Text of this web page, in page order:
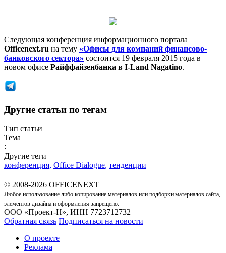
Следующая конференция информационного портала
Officenext.ru на тему «Офисы для компаний финансово-
банковского сектора» состоится 19 февраля 2015 года в
новом офисе Райффайзенбанка в I-Land Nagatino.
Другие статьи по тегам
Тип статьи
Тема
:
Другие теги
конференция, Office Dialogue, тенденции
© 2008-2026 OFFICENEXT
Любое использование либо копирование материалов или подборки материалов сайта,
элементов дизайна и оформления запрещено.
ООО «Проект-Н», ИНН 7723712732
Обратная связь Подписаться на новости
О проекте
Реклама